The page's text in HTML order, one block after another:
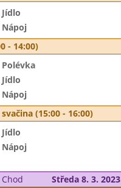
Jídlo
Nápoj
- 14:00)
Polévka
Jídlo
Nápoj
(15:00 - 16:00)
Jídlo
Nápoj
Chod
Středa 8. 3. 2023